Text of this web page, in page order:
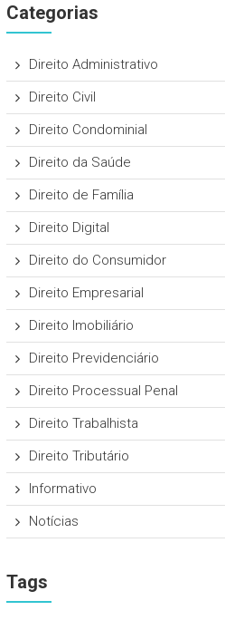
Categorias
Direito Administrativo
Direito Civil
Direito Condominial
Direito da Saúde
Direito de Família
Direito Digital
Direito do Consumidor
Direito Empresarial
Direito Imobiliário
Direito Previdenciário
Direito Processual Penal
Direito Trabalhista
Direito Tributário
Informativo
Notícias
Tags